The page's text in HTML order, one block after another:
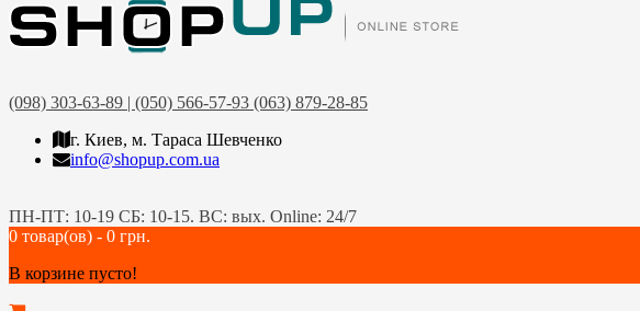
(098) 303-63-89 | (050) 566-57-93 (063) 879-28-85
г. Киев, м. Тараса Шевченко
info@shopup.com.ua
ПН-ПТ: 10-19 СБ: 10-15. ВС: вых. Online: 24/7
0 товар(ов) - 0 грн.
В корзине пусто!